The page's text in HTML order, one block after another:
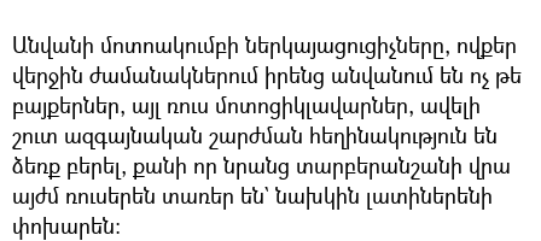
Անվանի մոտոակումբի ներկայացուցիչները, ովքեր
վերջին ժամանակներում իրենց անվանում են ոչ թե
բայքերներ, այլ ռուս մոտոցիկլավարներ, ավելի
շուտ ազգայնական շարժման հեղինակություն են
ձեռք բերել, քանի որ նրանց տարբերանշանի վրա
այժմ ռուսերեն տառեր են` նախկին լատիներենի
փոխարեն։